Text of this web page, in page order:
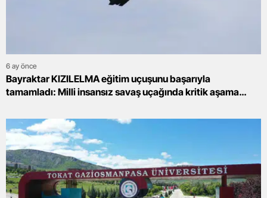
6 ay önce
Bayraktar KIZILELMA eğitim uçuşunu başarıyla
tamamladı: Milli insansız savaş uçağında kritik aşama